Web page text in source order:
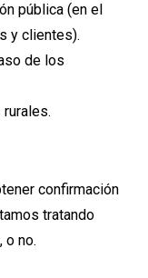
pública (en el
y clientes).
de los
rurales.
confirmación
tratando
o no.